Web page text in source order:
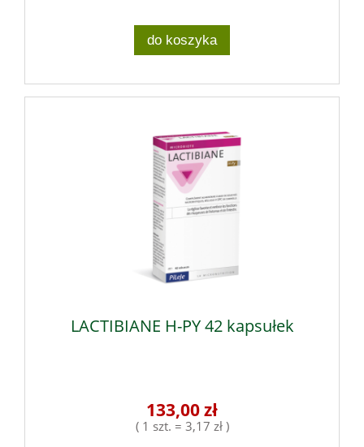
do koszyka
LACTIBIANE H-PY 42 kapsułek
133,00 zł
( 1 szt. = 3,17 zł )